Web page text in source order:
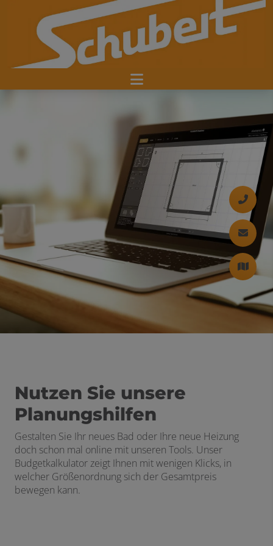
Nutzen Sie unsere
Planungshilfen
Gestalten Sie Ihr neues Bad oder Ihre neue Heizung
doch schon mal online mit unseren Tools. Unser
Budgetkalkulator zeigt Ihnen mit wenigen Klicks, in
welcher Größenordnung sich der Gesamtpreis
bewegen kann.